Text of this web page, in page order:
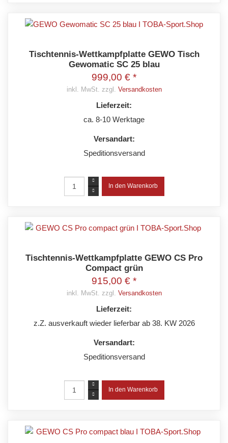
Tischtennis-Wettkampfplatte GEWO Tisch
Gewomatic SC 25 blau
999,00 € *
inkl. MwSt. zzgl. Versandkosten
Lieferzeit:
ca. 8-10 Werktage
Versandart:
Speditionsversand
Tischtennis-Wettkampfplatte GEWO CS Pro
Compact grün
915,00 € *
inkl. MwSt. zzgl. Versandkosten
Lieferzeit:
z.Z. ausverkauft wieder lieferbar ab 38. KW 2026
Versandart:
Speditionsversand